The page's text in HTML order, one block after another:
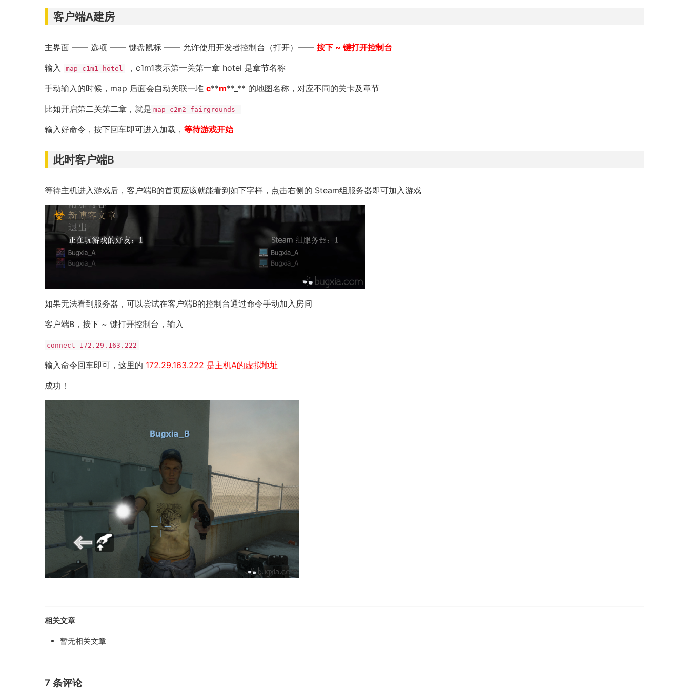
客户端A建房
主界面 —— 选项 —— 键盘鼠标 —— 允许使用开发者控制台（打开）—— 按下 ~ 键打开控制台
输入
map c1m1_hotel
，c1m1表示第一关第一章 hotel 是章节名称
手动输入的时候，map 后面会自动关联一堆 c**m**_** 的地图名称，对应不同的关卡及章节
比如开启第二关第二章，就是 map c2m2_fairgrounds
输入好命令，按下回车即可进入加载， 等待游戏开始
此时客户端B
等待主机进入游戏后，客户端B的首页应该就能看到如下字样，点击右侧的 Steam组服务器即可加入游戏
如果无法看到服务器，可以尝试在客户端B的控制台通过命令手动加入房间
客户端B，按下 ~ 键打开控制台，输入
connect 172.29.163.222
输入命令回车即可，这里的 172.29.163.222 是主机A的虚拟地址
成功！
相关文章
暂无相关文章
7 条评论